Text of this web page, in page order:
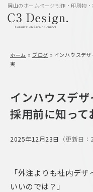
岡山のホームページ制作・印刷物
ホーム » ブログ » インハウスデ
実
インハウスデ
採用前に知って
2025年12月23日 （更新日
「外注よりも社内デ
いいのでは？」